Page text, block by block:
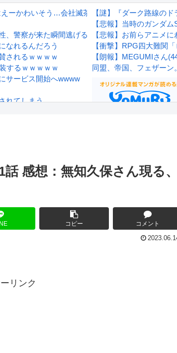
ーかわいそう…会社滅茶苦茶やろなぁ」
、警察が来た瞬間逃げる
なれるんだろう
されるｗｗｗｗ
するｗｗｗｗｗ
サービス開始へwwww
れてしまう…
【謎】『ダーク路線の
【悲報】当時のガンダ
【悲報】お前らアニメ
【衝撃】RPG四大難関
【朗報】MEGUMIさん
同盟、帝国、フェザーン
感想：無知久保さん現る、
コピー コメント
リンク